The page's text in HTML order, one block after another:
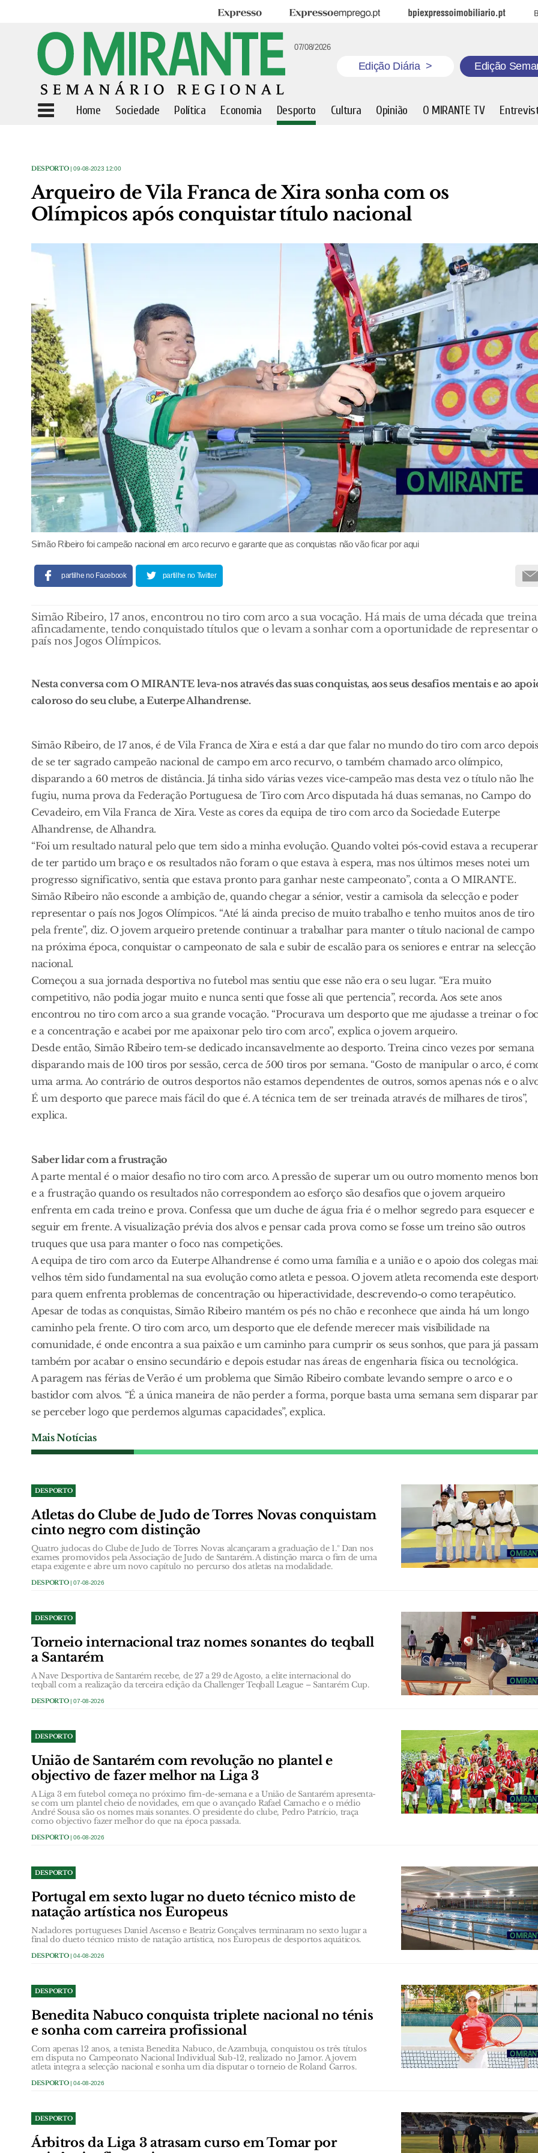
Expresso Expresso Emprego BPI Expresso Imobiliário
07/08/2026
Edição Diária > Edição
Home Sociedade Política Economia Desporto Cultura Opinião O MIRANTE TV
DESPORTO| 09-08-2023 12:00
Arqueiro de Vila Franca de Xira sonha com os
Olímpicos após conquistar título nacional
Simão Ribeiro foi campeão nacional em arco recurvo e garante que as conquistas não vão ficar por aqui
partilhe no Facebook partilhe no Twitter
Simão Ribeiro, 17 anos, encontrou no tiro com arco a sua vocação. Há mais de uma década que treina
afincadamente, tendo conquistado títulos que o levam a sonhar com a oportunidade de representar o
país nos Jogos Olímpicos.
Nesta conversa com O MIRANTE leva-nos através das suas conquistas, aos seus desafios mentais e ao
caloroso do seu clube, a Euterpe Alhandrense.
Simão Ribeiro, de 17 anos, é de Vila Franca de Xira e está a dar que falar no mundo do tiro com arco depois
de se ter sagrado campeão nacional de campo em arco recurvo, o também chamado arco olímpico,
disparando a 60 metros de distância. Já tinha sido várias vezes vice-campeão mas desta vez o título não lhe
fugiu, numa prova da Federação Portuguesa de Tiro com Arco disputada há duas semanas, no Campo do
Cevadeiro, em Vila Franca de Xira. Veste as cores da equipa de tiro com arco da Sociedade Euterpe
Alhandrense, de Alhandra.
“Foi um resultado natural pelo que tem sido a minha evolução. Quando voltei pós-covid estava a recuperar
de ter partido um braço e os resultados não foram o que estava à espera, mas nos últimos meses notei um
progresso significativo, sentia que estava pronto para ganhar neste campeonato”, conta a O MIRANTE.
Simão Ribeiro não esconde a ambição de, quando chegar a sénior, vestir a camisola da selecção e poder
representar o país nos Jogos Olímpicos. “Até lá ainda preciso de muito trabalho e tenho muitos anos de tiro
pela frente”, diz. O jovem arqueiro pretende continuar a trabalhar para manter o título nacional de campo
na próxima época, conquistar o campeonato de sala e subir de escalão para os seniores e entrar na selecção
nacional.
Começou a sua jornada desportiva no futebol mas sentiu que esse não era o seu lugar. “Era muito
competitivo, não podia jogar muito e nunca senti que fosse ali que pertencia”, recorda. Aos sete anos
encontrou no tiro com arco a sua grande vocação. “Procurava um desporto que me ajudasse a treinar o
e a concentração e acabei por me apaixonar pelo tiro com arco”, explica o jovem arqueiro.
Desde então, Simão Ribeiro tem-se dedicado incansavelmente ao desporto. Treina cinco vezes por semana
disparando mais de 100 tiros por sessão, cerca de 500 tiros por semana. “Gosto de manipular o arco, é
uma arma. Ao contrário de outros desportos não estamos dependentes de outros, somos apenas nós e o
É um desporto que parece mais fácil do que é. A técnica tem de ser treinada através de milhares de tiros”,
explica.
Saber lidar com a frustração
A parte mental é o maior desafio no tiro com arco. A pressão de superar um ou outro momento menos
e a frustração quando os resultados não correspondem ao esforço são desafios que o jovem arqueiro
enfrenta em cada treino e prova. Confessa que um duche de água fria é o melhor segredo para esquecer e
seguir em frente. A visualização prévia dos alvos e pensar cada prova como se fosse um treino são outros
truques que usa para manter o foco nas competições.
A equipa de tiro com arco da Euterpe Alhandrense é como uma família e a união e o apoio dos colegas
velhos têm sido fundamental na sua evolução como atleta e pessoa. O jovem atleta recomenda este
para quem enfrenta problemas de concentração ou hiperactividade, descrevendo-o como terapêutico.
Apesar de todas as conquistas, Simão Ribeiro mantém os pés no chão e reconhece que ainda há um longo
caminho pela frente. O tiro com arco, um desporto que ele defende merecer mais visibilidade na
comunidade, é onde encontra a sua paixão e um caminho para cumprir os seus sonhos, que para já passam
também por acabar o ensino secundário e depois estudar nas áreas de engenharia física ou tecnológica.
A paragem nas férias de Verão é um problema que Simão Ribeiro combate levando sempre o arco e o
bastidor com alvos. “É a única maneira de não perder a forma, porque basta uma semana sem disparar
se perceber logo que perdemos algumas capacidades”, explica.
Mais Notícias
DESPORTO
Atletas do Clube de Judo de Torres Novas conquistam
cinto negro com distinção
Quatro judocas do Clube de Judo de Torres Novas alcançaram a graduação de 1.º Dan nos
exames promovidos pela Associação de Judo de Santarém. A distinção marca o fim de uma
etapa exigente e abre um novo capítulo no percurso dos atletas na modalidade.
DESPORTO| 07-08-2026
DESPORTO
Torneio internacional traz nomes sonantes do teqball
a Santarém
A Nave Desportiva de Santarém recebe, de 27 a 29 de Agosto, a elite internacional do
teqball com a realização da terceira edição da Challenger Teqball League – Santarém Cup.
DESPORTO| 07-08-2026
DESPORTO
União de Santarém com revolução no plantel e
objectivo de fazer melhor na Liga 3
A Liga 3 em futebol começa no próximo fim-de-semana e a União de Santarém apresenta-
se com um plantel cheio de novidades, em que o avançado Rafael Camacho e o médio
André Sousa são os nomes mais sonantes. O presidente do clube, Pedro Patrício, traça
como objectivo fazer melhor do que na época passada.
DESPORTO| 06-08-2026
DESPORTO
Portugal em sexto lugar no dueto técnico misto de
natação artística nos Europeus
Nadadores portugueses Daniel Ascenso e Beatriz Gonçalves terminaram no sexto lugar a
final do dueto técnico misto de natação artística, nos Europeus de desportos aquáticos.
DESPORTO| 04-08-2026
DESPORTO
Benedita Nabuco conquista triplete nacional no ténis
e sonha com carreira profissional
Com apenas 12 anos, a tenista Benedita Nabuco, de Azambuja, conquistou os três títulos
em disputa no Campeonato Nacional Individual Sub-12, realizado no Jamor. A jovem
atleta integra a selecção nacional e sonha um dia disputar o torneio de Roland Garros.
DESPORTO| 04-08-2026
DESPORTO
Árbitros da Liga 3 atrasam curso em Tomar por